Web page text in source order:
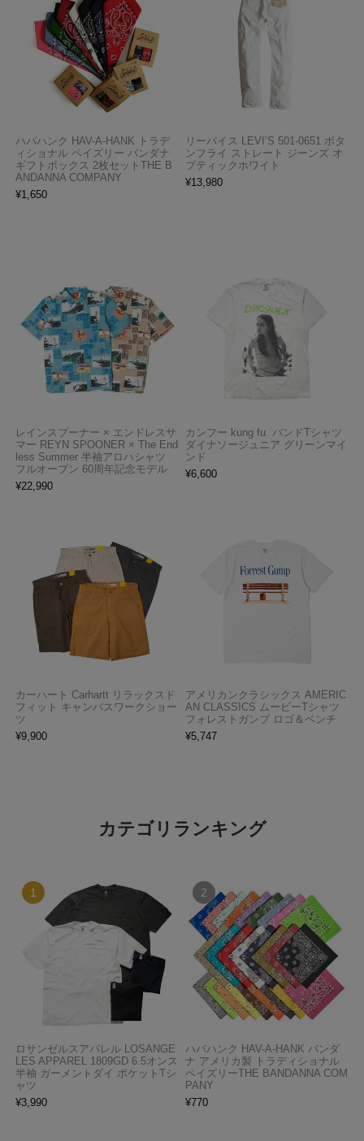
ハバハンク HAV-A-HANK トラデ
ィショナル ペイズリー バンダナ
ギフトボックス 2枚セットTHE B
ANDANNA COMPANY
¥1,650
リーバイス LEVI’S 501-0651 ボタ
ンフライ ストレート ジーンズ オ
プティックホワイト
¥13,980
レインスプーナー × エンドレスサ
マー REYN SPOONER × The End
less Summer 半袖アロハシャツ
フルオープン 60周年記念モデル
¥22,990
カンフー kung fu. バンドTシャツ
ダイナソージュニア グリーンマイ
ンド
¥6,600
カーハート Carhartt リラックスド
フィット キャンバスワークショー
ツ
¥9,900
アメリカンクラシックス AMERIC
AN CLASSICS ムービーTシャツ
フォレストガンプ ロゴ＆ベンチ
¥5,747
カテゴリランキング
ロサンゼルスアパレル LOSANGE
LES APPAREL 1809GD 6.5オンス
半袖 ガーメントダイ ポケットTシ
ャツ
¥3,990
ハバハンク HAV-A-HANK バンダ
ナ アメリカ製 トラディショナル
ペイズリーTHE BANDANNA COM
PANY
¥770